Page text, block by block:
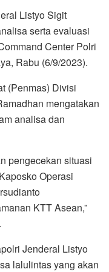
Listyo Sigit
serta evaluasi
Center Polri
Rabu (6/9/2023).
(Penmas) Divisi
mengatakan
analisa dan
pengecekan situasi
Operasi
KTT Asean,”
Jenderal Listyo
lalulintas yang akan